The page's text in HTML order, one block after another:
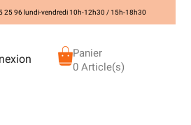
25 96 lundi-vendredi 10h-12h30 / 15h-18h30
Panier
0 Article(s)